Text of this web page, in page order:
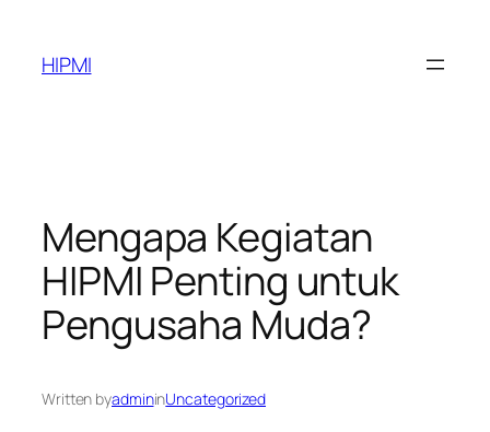
content
HIPMI
Mengapa Kegiatan
HIPMI Penting untuk
Pengusaha Muda?
Written byadmininUncategorized